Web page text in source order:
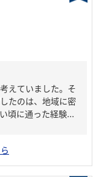
えていました。そ
たのは、地域に密
頃に通った経験...